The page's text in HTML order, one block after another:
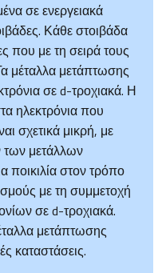
σε ενεργειακά
Κάθε στοιβάδα
που με τη σειρά τους
μέταλλα μετάπτωσης
σε d-τροχιακά. Η
ηλεκτρόνια που
σχετικά μικρή, με
των μετάλλων
ποικιλία στον τρόπο
με τη συμμετοχή
σε d-τροχιακά.
μετάπτωσης
καταστάσεις.